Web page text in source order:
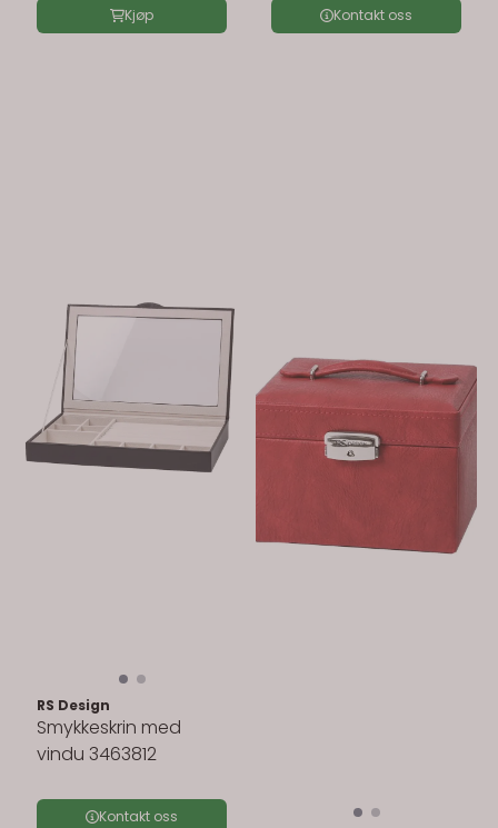
Kjøp Kontakt oss
RS Design
Smykkeskrin med
vindu 3463812
Kontakt oss